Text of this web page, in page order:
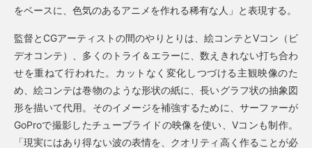
をベースに、色気のあるアニメを作れる稀有な人」と表現する。
監督とCGアーティストの間のやりとりは、絵コンテとVコン（ビ
デオコンテ）、多くのトライ＆エラーに、数えきれない打ち合わ
せを重ねて行われた。カットなく変化しつづける主観映像のた
め、絵コンテは巻物のような形状の紙に、長いグラフ状の抽象図
形を描いて代用。そのイメージを補強するために、サーファーが
GoProで撮影したチューブライドの映像を使い、Vコンも制作。
「現実にはあり得ない波の表情を、クオリティ高く作ることが必